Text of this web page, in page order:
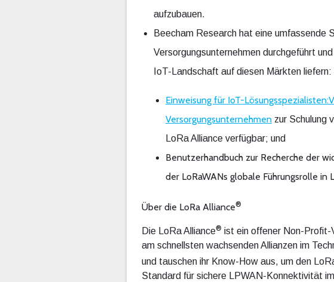
aufzubauen.
Beecham Research hat eine umfassende
Versorgungsunternehmen durchgeführt
IoT-Landschaft auf diesen Märkten liefern:
Einweisung für IoT-
Versorgungsunternehmen zur Schulung
LoRa Alliance verfügbar; und
Benutzerhandbuch zur Recherche der
der LoRaWANs globale Führungsrolle
Über die LoRa Alliance®
Die LoRa Alliance® ist ein offener Non-Profit-
am schnellsten wachsenden Allianzen im
und tauschen ihr Know-How aus, um den
Standard für sichere LPWAN-Konnektivität